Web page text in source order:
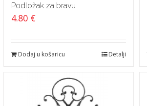
Podložak za bravu
4.80 €
Dodaj u košaricu Detalji